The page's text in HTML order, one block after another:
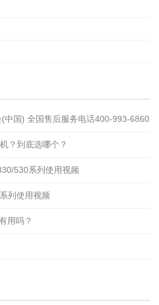
中国) 全国售后服务电话400-993-6860
？到底选哪个？
530系列使用视频
列使用视频
用吗？